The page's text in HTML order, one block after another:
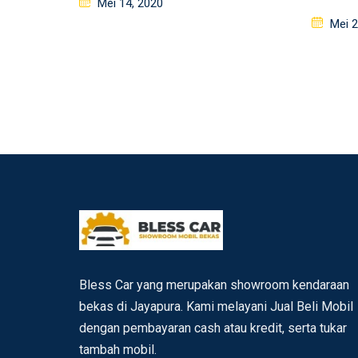
Mei 14, 2020
Mei
Bless Car yang merupakan showroom kendaraan
bekas di Jayapura. Kami melayani Jual Beli Mobil
dengan pembayaran cash atau kredit, serta tukar
tambah mobil.